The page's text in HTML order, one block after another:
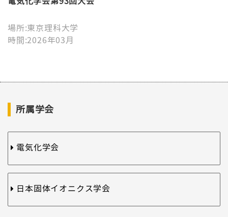
場所:東京理科大学
時間:2026年03月
所属学会
電気化学会
日本固体イオニクス学会